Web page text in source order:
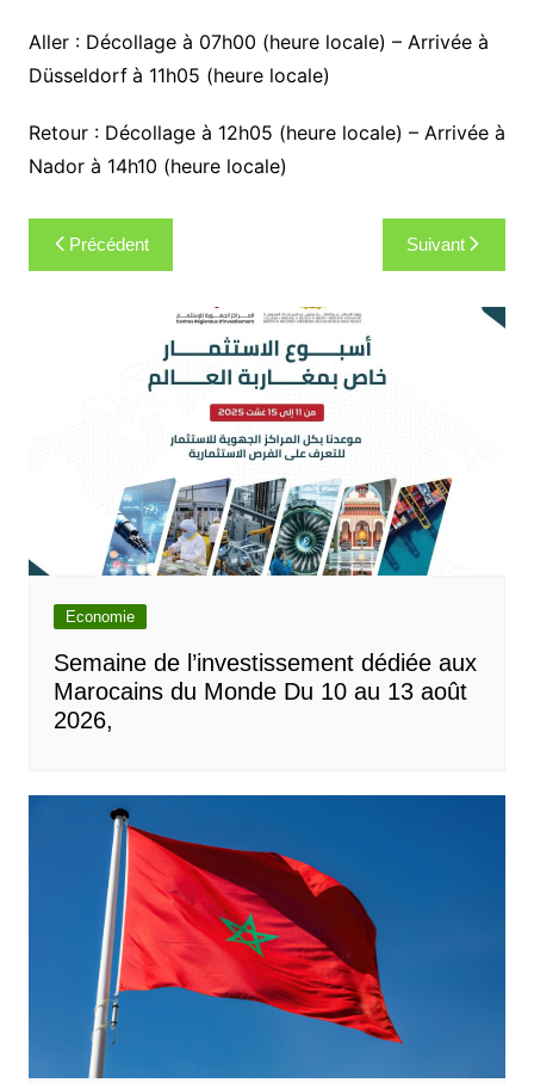
Aller : Décollage à 07h00 (heure locale) – Arrivée à
Düsseldorf à 11h05 (heure locale)
Retour : Décollage à 12h05 (heure locale) – Arrivée à
Nador à 14h10 (heure locale)
Navigation
de
Précédent Suivant
Economie
Semaine de l’investissement dédiée aux
Marocains du Monde Du 10 au 13 août
2026,